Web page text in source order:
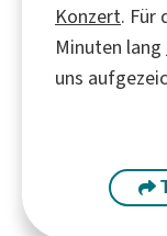
Konzert. Für
Minuten lang
uns